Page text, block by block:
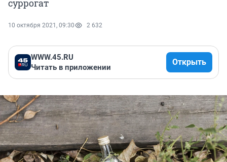
суррогат
10 октября 2021, 09:30 2 632
WWW.45.RU
Читать в приложении
Открыть